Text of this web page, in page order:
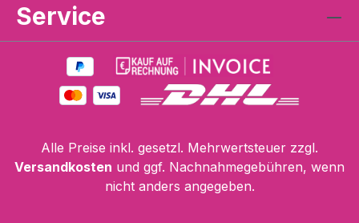
Service
Alle Preise inkl. gesetzl. Mehrwertsteuer zzgl.
Versandkosten und ggf. Nachnahmegebühren, wenn
nicht anders angegeben.